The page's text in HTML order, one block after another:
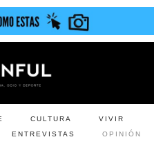
CULTURA
VIVIR
ENTREVISTAS OPINIÓN